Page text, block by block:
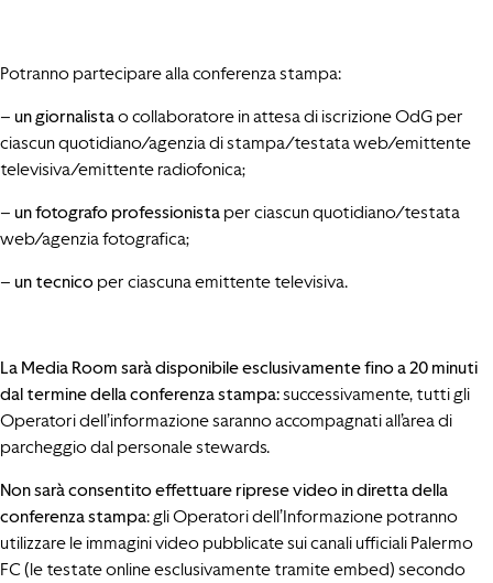
Potranno partecipare alla conferenza stampa:
– un giornalistao collaboratore in attesa di iscrizione OdG per
ciascun quotidiano/agenzia di stampa/testata web/emittente
televisiva/emittente radiofonica;
– un fotografo professionista per ciascun quotidiano/testata
web/agenzia fotografica;
– un tecnico per ciascuna emittente televisiva.
La Media Room sarà disponibile esclusivamente fino a 20 minuti
dal termine della conferenza stampa:successivamente, tutti gli
Operatori dell’informazione saranno accompagnati all’area di
parcheggio dal personale stewards.
Non sarà consentito effettuare riprese video in diretta della
conferenza stampa: gli Operatori dell’Informazione potranno
utilizzare le immagini video pubblicate sui canali ufficiali Palermo
FC (le testate online esclusivamente tramite embed) secondo